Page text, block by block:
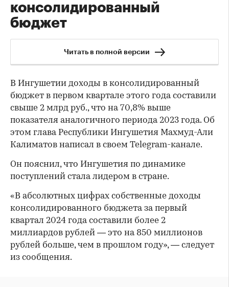
консолидированный
бюджет
Читать в полной версии
В Ингушетии доходы в консолидированный
бюджет в первом квартале этого года составили
свыше 2 млрд руб., что на 70,8% выше
показателя аналогичного периода 2023 года. Об
этом глава Республики Ингушетия Махмуд-Али
Калиматов написал в своем Telegram-канале.
Он пояснил, что Ингушетия по динамике
поступлений стала лидером в стране.
«В абсолютных цифрах собственные доходы
консолидированного бюджета за первый
квартал 2024 года составили более 2
миллиардов рублей — это на 850 миллионов
рублей больше, чем в прошлом году», — следует
из сообщения.